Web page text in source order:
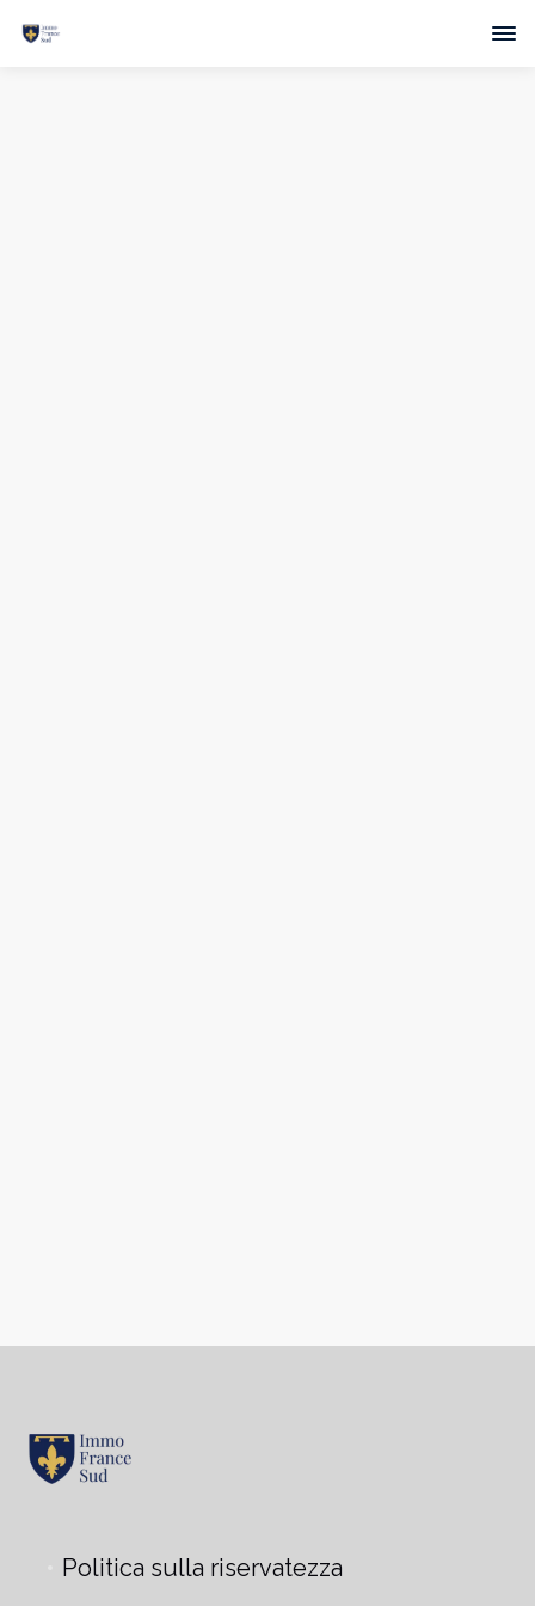
Politica sulla riservatezza